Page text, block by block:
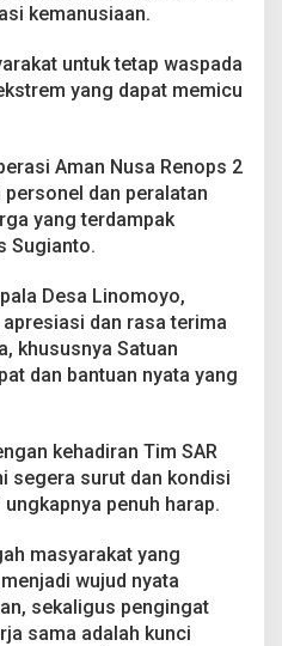
kemanusiaan.
untuk tetap waspada
yang dapat memicu
Aman Nusa Renops 2
dan peralatan
yang terdampak
Sugianto.
Desa Linomoyo,
dan rasa terima
khususnya Satuan
dan bantuan nyata yang
kehadiran Tim SAR
segera surut dan kondisi
penuh harap.
masyarakat yang
wujud nyata
sekaligus pengingat
sama adalah kunci